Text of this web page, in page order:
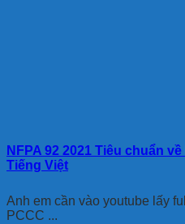
NFPA 92 2021 Tiêu chuẩn
Tiếng Việt
Anh em cần vào youtube lấy
PCCC ...